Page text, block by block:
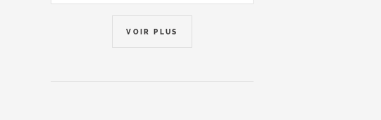
VOIR PLUS